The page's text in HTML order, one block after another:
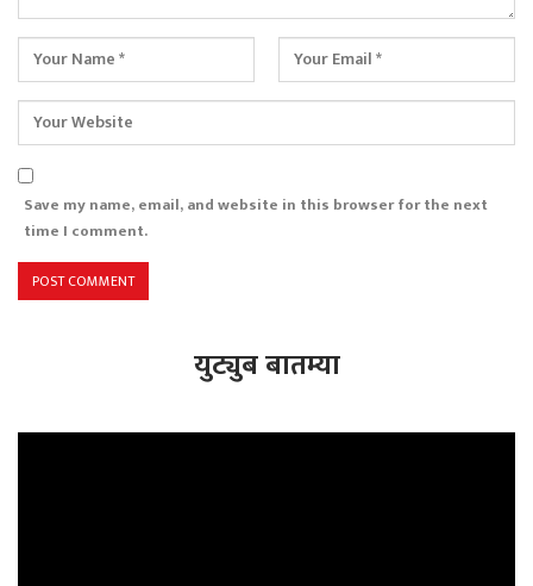
Save my name, email, and website in this browser for the next
time I comment.
युट्युब बातम्या